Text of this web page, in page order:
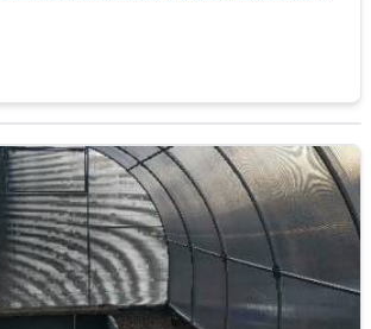
БДП-8х4МТМ БДН-2,4х2 БДП-3,2х2
8х2